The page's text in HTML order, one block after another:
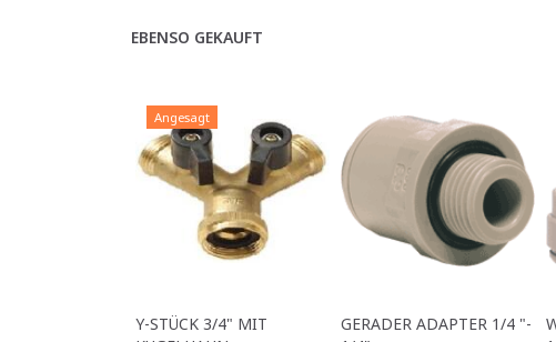
EBENSO GEKAUFT
Angesagt
Y-STÜCK 3/4" MIT
GERADER ADAPTER 1/4 "-